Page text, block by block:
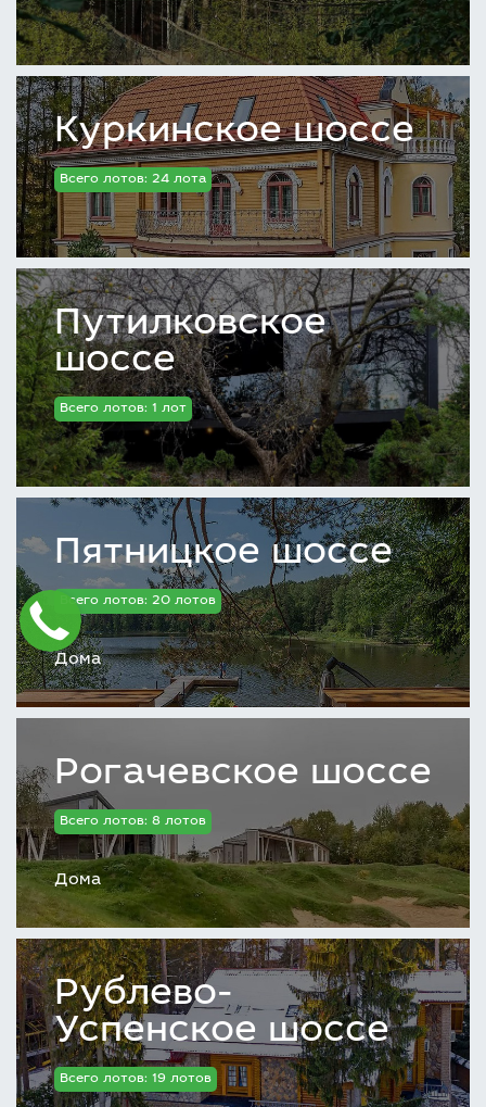
Куркинское шоссе
Всего лотов: 24 лота
Путилковское
шоссе
Всего лотов: 1 лот
Пятницкое шоссе
Всего лотов: 20 лотов
Дома
Рогачевское шоссе
Всего лотов: 8 лотов
Дома
Рублево-
Успенское шоссе
Всего лотов: 19 лотов